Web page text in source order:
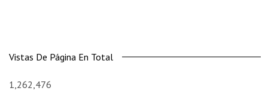
Vistas De Página En Total
1,262,476